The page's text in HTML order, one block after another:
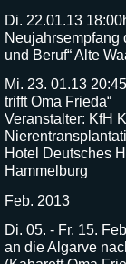
Di. 22.01.13
Neujahrsempfang
und Beruf“ Alte
Mi. 23. 01.13
trifft Oma Frieda“
Veranstalter: KfH
Hotel Deutsches
Hammelburg
Feb. 2013
Di. 05. - Fr. 15.
an die Algarve